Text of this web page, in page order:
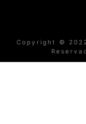
Copyright ©